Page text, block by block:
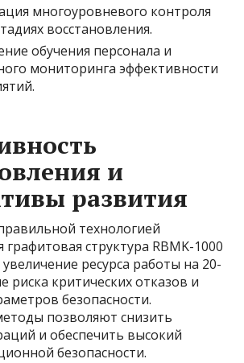
многоуровневого контроля
восстановления.
обучения персонала и
мониторинга эффективности
и
развития
технологией
графитовая структура RBMK-1000
ресурса работы на 20-
риска критических отказов и
безопасности.
позволяют снизить
и обеспечить высокий
безопасности.